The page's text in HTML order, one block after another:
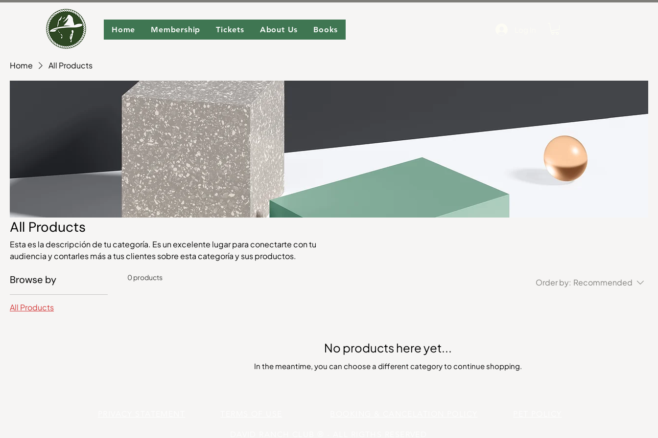
Home Membership Tickets About Us Books
Home All Products
All Products
Esta es la descripción de tu categoría. Es un excelente lugar para conectarte con tu
audiencia y contarles más a tus clientes sobre esta categoría y sus productos.
Browse by
All Products
0 products Order by: Recommended
No products here yet...
In the meantime, you can choose a different category to continue shopping.